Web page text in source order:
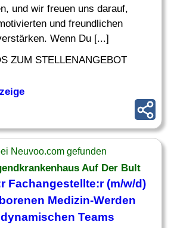
und wir freuen uns darauf,
und freundlichen
Wenn Du [...]
ZUM STELLENANGEBOT
Neuvoo.com gefunden
Auf Der Bult
Fachangestellte:r (m/w/d)
Medizin-Werden
Teams